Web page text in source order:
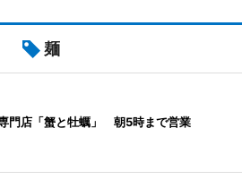
麺
門店「蟹と牡蠣」 朝5時まで営業